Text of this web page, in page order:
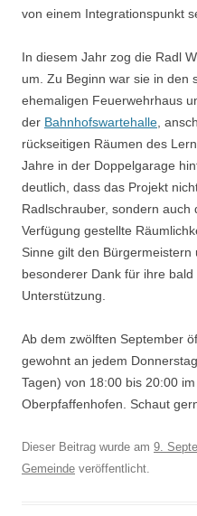
von einem Integrationspunkt
In diesem Jahr zog die Radl
um. Zu Beginn war sie in den
ehemaligen Feuerwehrhaus
der Bahnhofswartehalle ,
rückseitigen Räumen des
Jahre in der Doppelgarage
deutlich, dass das Projekt
Radlschrauber, sondern
Verfügung gestellte
Sinne gilt den Bürgermeistern
besonderer Dank für ihre
Unterstützung.
Ab dem zwölften September
gewohnt an jedem
Tagen) von 18:00 bis 20:00
Oberpfaffenhofen. Schaut
Dieser Beitrag wurde am 9.
Gemeinde veröffentlicht.